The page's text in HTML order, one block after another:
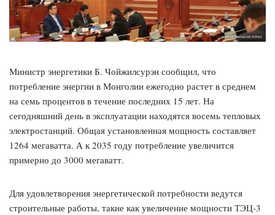
Министр энергетики Б. Чойжилсурэн сообщил, что
потребление энергии в Монголии ежегодно растет в среднем
на семь процентов в течение последних 15 лет. На
сегодняшний день в эксплуатации находятся восемь тепловых
электростанций. Общая установленная мощность составляет
1264 мегаватта. А к 2035 году потребление увеличится
примерно до 3000 мегаватт.
Для удовлетворения энергетической потребности ведутся
строительные работы, такие как увеличение мощности ТЭЦ-3